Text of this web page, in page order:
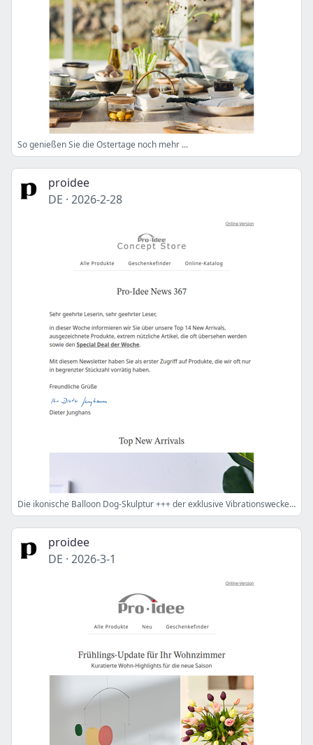
So genießen Sie die Ostertage noch mehr ...
proidee
DE · 2026-2-28
Die ikonische Balloon Dog-Skulptur +++ der exklusive Vibrationswecker +++ der Schneckenschutzzaun made in Germany
proidee
DE · 2026-3-1